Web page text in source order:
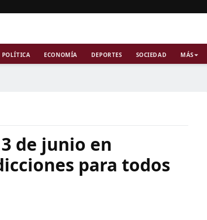
POLÍTICA ECONOMÍA DEPORTES SOCIEDAD MÁS
de junio en
para todos